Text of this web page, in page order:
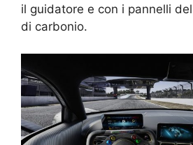
il guidatore e con i pannelli
di carbonio.